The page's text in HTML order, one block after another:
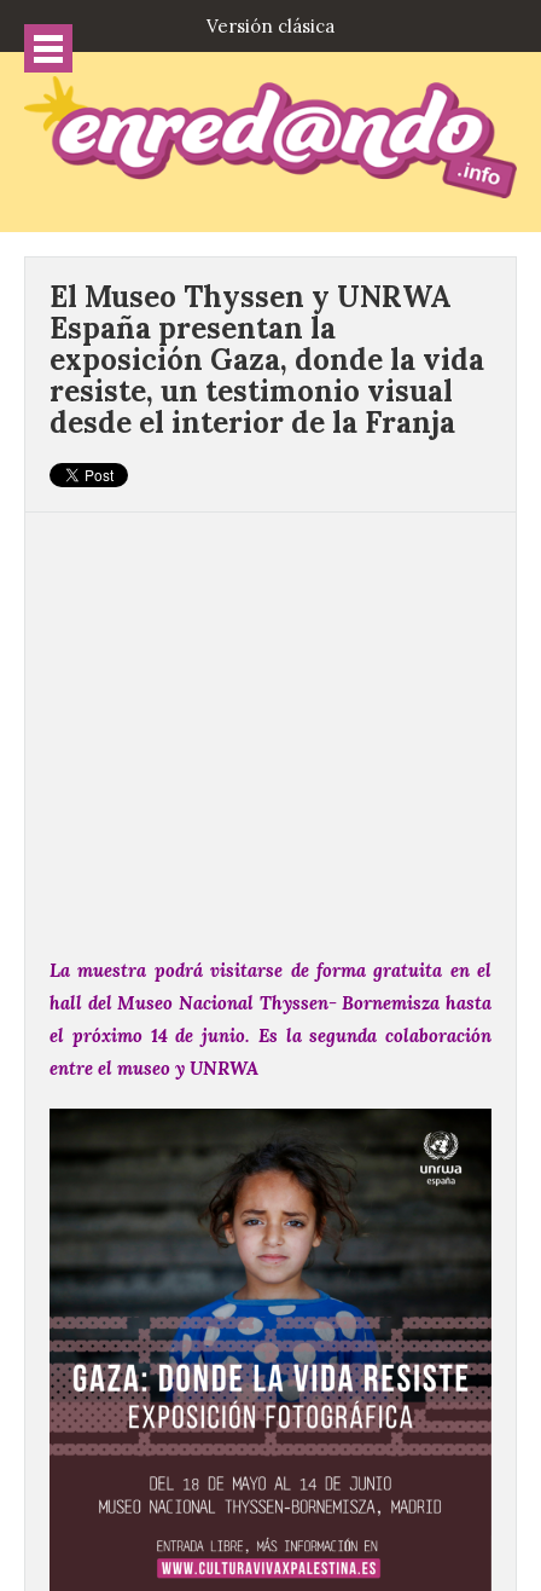
Versión clásica
El Museo Thyssen y UNRWA
España presentan la
exposición Gaza, donde la vida
resiste, un testimonio visual
desde el interior de la Franja
La muestra podrá visitarse de forma gratuita en el
hall del Museo Nacional Thyssen- Bornemisza hasta
el próximo 14 de junio. Es la segunda colaboración
entre el museo y UNRWA